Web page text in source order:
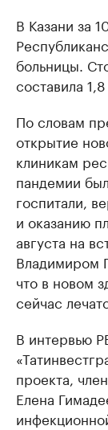
В Казани за
больницы.
составила
По словам
открытие
клиникам
пандемии
госпитали,
и оказанию
августа на
Владимиром
что в новом
сейчас
В интервью
проекта,
Елена